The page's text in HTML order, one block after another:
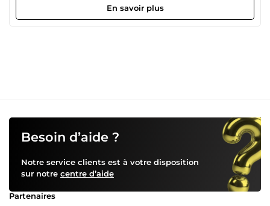
accompagner dans tous vos projets liés à Excel et l’analyse
statistique ! Que vous ayez besoin d'optimiser un tableur
retrouver sur ComeUp.com. ✔️ Excel and Statistics
Specialist ✔️ Tailor-Made Solutions to Simplify Your Daily
Life ✔️ Complete Data Confidentiality ⭐ Welcome to my
profile! I'm Mathsy, and I'm dedicated to assisting you with
all your Excel and statistical analysis needs! Whether you
require streamlined Excel spreadsheets or comprehensive
data analysis for your academic dissertations or theses, I'm
here to provide you with top-notch solutions! With my
En savoir plus
Besoin d’aide ?
Notre service clients est à votre disposition
sur notre centre d’aide
Partenaires